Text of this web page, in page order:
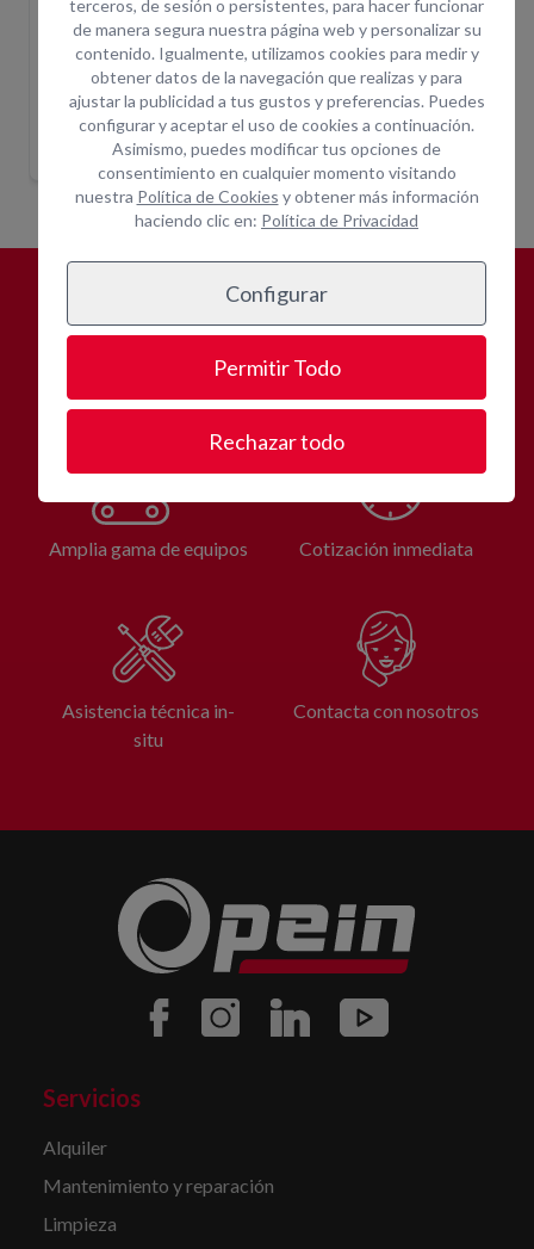
1,0T 3P
PlUMIN 4000KG
Indique ubicación
para mostrar
precios
PLUMIN 600KG
Indique ubicación
para mostrar
precios
ALQUILAR CON
OPEIN?
Amplia gama de equipos Cotización inmediata
Asistencia técnica in-
situ
Contacta con nosotros
Servicios
Alquiler
Mantenimiento y reparación
Limpieza
terceros, de sesión o persistentes, para hacer funcionar
de manera segura nuestra página web y personalizar su
contenido. Igualmente, utilizamos cookies para medir y
obtener datos de la navegación que realizas y para
ajustar la publicidad a tus gustos y preferencias. Puedes
configurar y aceptar el uso de cookies a continuación.
Asimismo, puedes modificar tus opciones de
consentimiento en cualquier momento visitando
nuestra Política de Cookies y obtener más información
haciendo clic en: Política de Privacidad
Configurar
Permitir Todo
Rechazar todo